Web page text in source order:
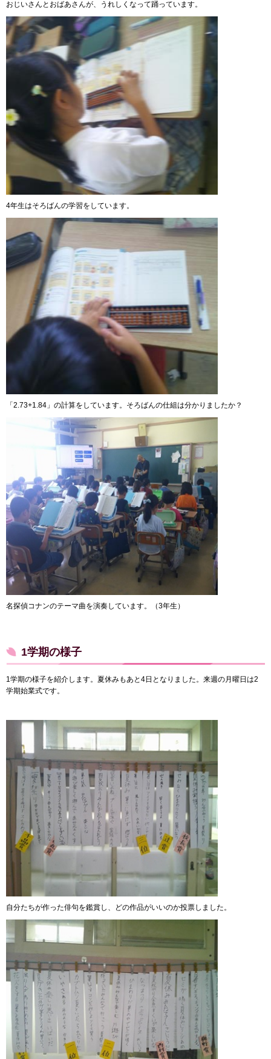
おじいさんとおばあさんが、うれしくなって踊っています。
4年生はそろばんの学習をしています。
「2.73+1.84」の計算をしています。そろばんの仕組は分かりましたか？
名探偵コナンのテーマ曲を演奏しています。（3年生）
1学期の様子
1学期の様子を紹介します。夏休みもあと4日となりました。来週の月曜日は2
学期始業式です。
自分たちが作った俳句を鑑賞し、どの作品がいいのか投票しました。